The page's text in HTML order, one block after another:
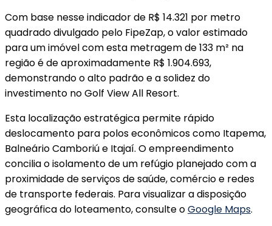
Com base nesse indicador de R$ 14.321 por metro
quadrado divulgado pelo FipeZap, o valor estimado
para um imóvel com esta metragem de 133 m² na
região é de aproximadamente R$ 1.904.693,
demonstrando o alto padrão e a solidez do
investimento no Golf View All Resort.
Esta localização estratégica permite rápido
deslocamento para polos econômicos como Itapema,
Balneário Camboriú e Itajaí. O empreendimento
concilia o isolamento de um refúgio planejado com a
proximidade de serviços de saúde, comércio e redes
de transporte federais. Para visualizar a disposição
geográfica do loteamento, consulte oGoogle Maps.